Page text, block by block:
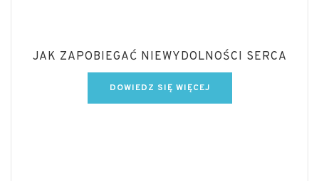
JAK ZAPOBIEGAĆ NIEWYDOLNOŚCI SERCA
DOWIEDZ SIĘ WIĘCEJ